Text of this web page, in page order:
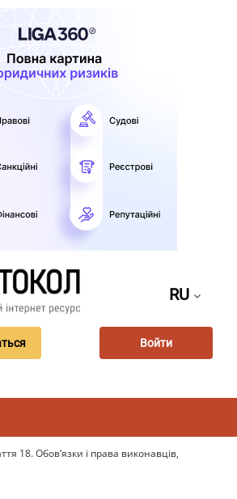
RU
Войти
18. Обов’язки і права виконавців,